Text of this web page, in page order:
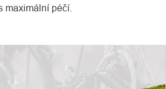
maximální péčí.